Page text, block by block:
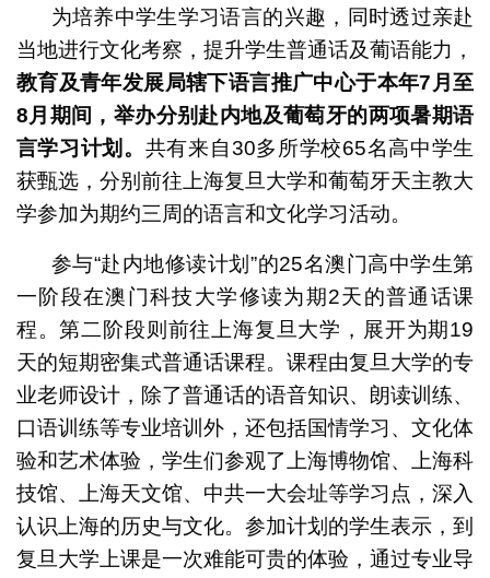
为培养中学生学习语言的兴趣，同时透过亲赴
当地进行文化考察，提升学生普通话及葡语能力，
教育及青年发展局辖下语言推广中心于本年7 月至
8月期间，举办分别赴内地及葡萄牙的两项暑期语
言学习计划。 共有来自30多所学校65名高中学生
获甄选，分别前往上海复旦大学和葡萄牙天主教大
学参加为期约三周的语言和文化学习活动。
参与“赴内地修读计划”的25名澳门高中学生第
一阶段在澳门科技大学修读为期2天的普通话课
程。第二阶段则前往上海复旦大学，展开为期19
天的短期密集式普通话课程。课程由复旦大学的专
业老师设计，除了普通话的语音知识、朗读训练、
口语训练等专业培训外，还包括国情学习、文化体
验和艺术体验，学生们参观了上海博物馆、上海科
技馆、上海天文馆、中共一大会址等学习点，深入
认识上海的历史与文化。参加计划的学生表示，到
复旦大学上课是一次难能可贵的体验，通过专业导